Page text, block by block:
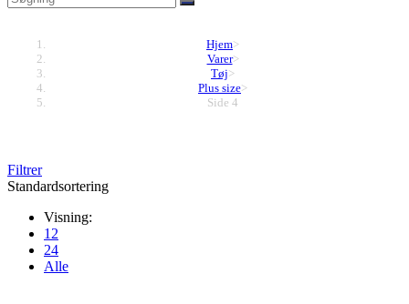
Hjem>
Varer>
Tøj>
Plus size>
Side 4
Filtrer
Standardsortering
Visning:
12
24
Alle